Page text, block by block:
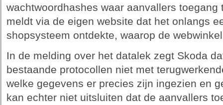
wachtwoordhashes waar aanvallers
meldt via de eigen website dat het onlangs
shopsysteem ontdekte, waarop de
In de melding over het datalek zegt Skoda
bestaande protocollen niet met
welke gegevens er precies zijn ingezien en
kan echter niet uitsluiten dat de aanvallers